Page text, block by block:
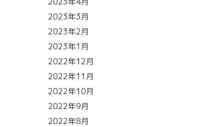
2023年3月
2023年2月
2023年1月
2022年12月
2022年11月
2022年10月
2022年9月
2022年8月